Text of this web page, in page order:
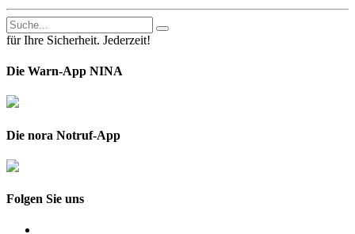
für Ihre Sicherheit. Jederzeit!
Die Warn-App NINA
Die nora Notruf-App
Folgen Sie uns